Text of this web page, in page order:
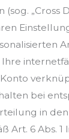
(sog. „Cross
Ihre
bei
in den
Art. 6 Abs. 1